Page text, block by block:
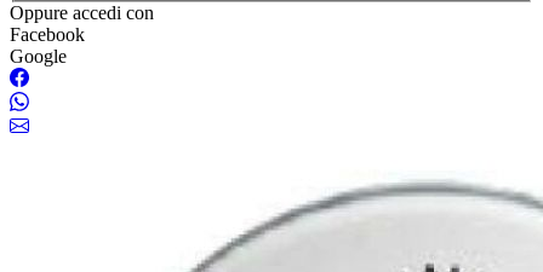
Oppure accedi con
Facebook
Google